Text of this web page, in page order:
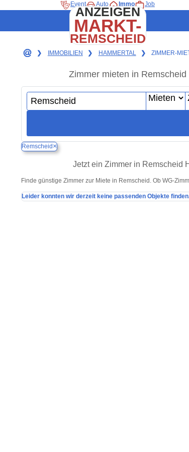
Event Auto Immo Job
ANZEIGEN
MARKT-
REMSCHEID
❯ IMMOBILIEN ❯ HAMMERTAL ❯ ZIMMER-
Zimmer mieten in
Remscheid ×
Jetzt ein Zimmer in Remscheid
Finde günstige Zimmer zur Miete in Remscheid. Ob WG-
Leider konnten wir derzeit keine passenden Objekte